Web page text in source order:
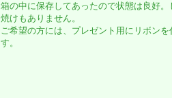
箱の中に保存してあったので状態は良好。
焼けもありません。
ご希望の方には、プレゼント用にリボンを
す。